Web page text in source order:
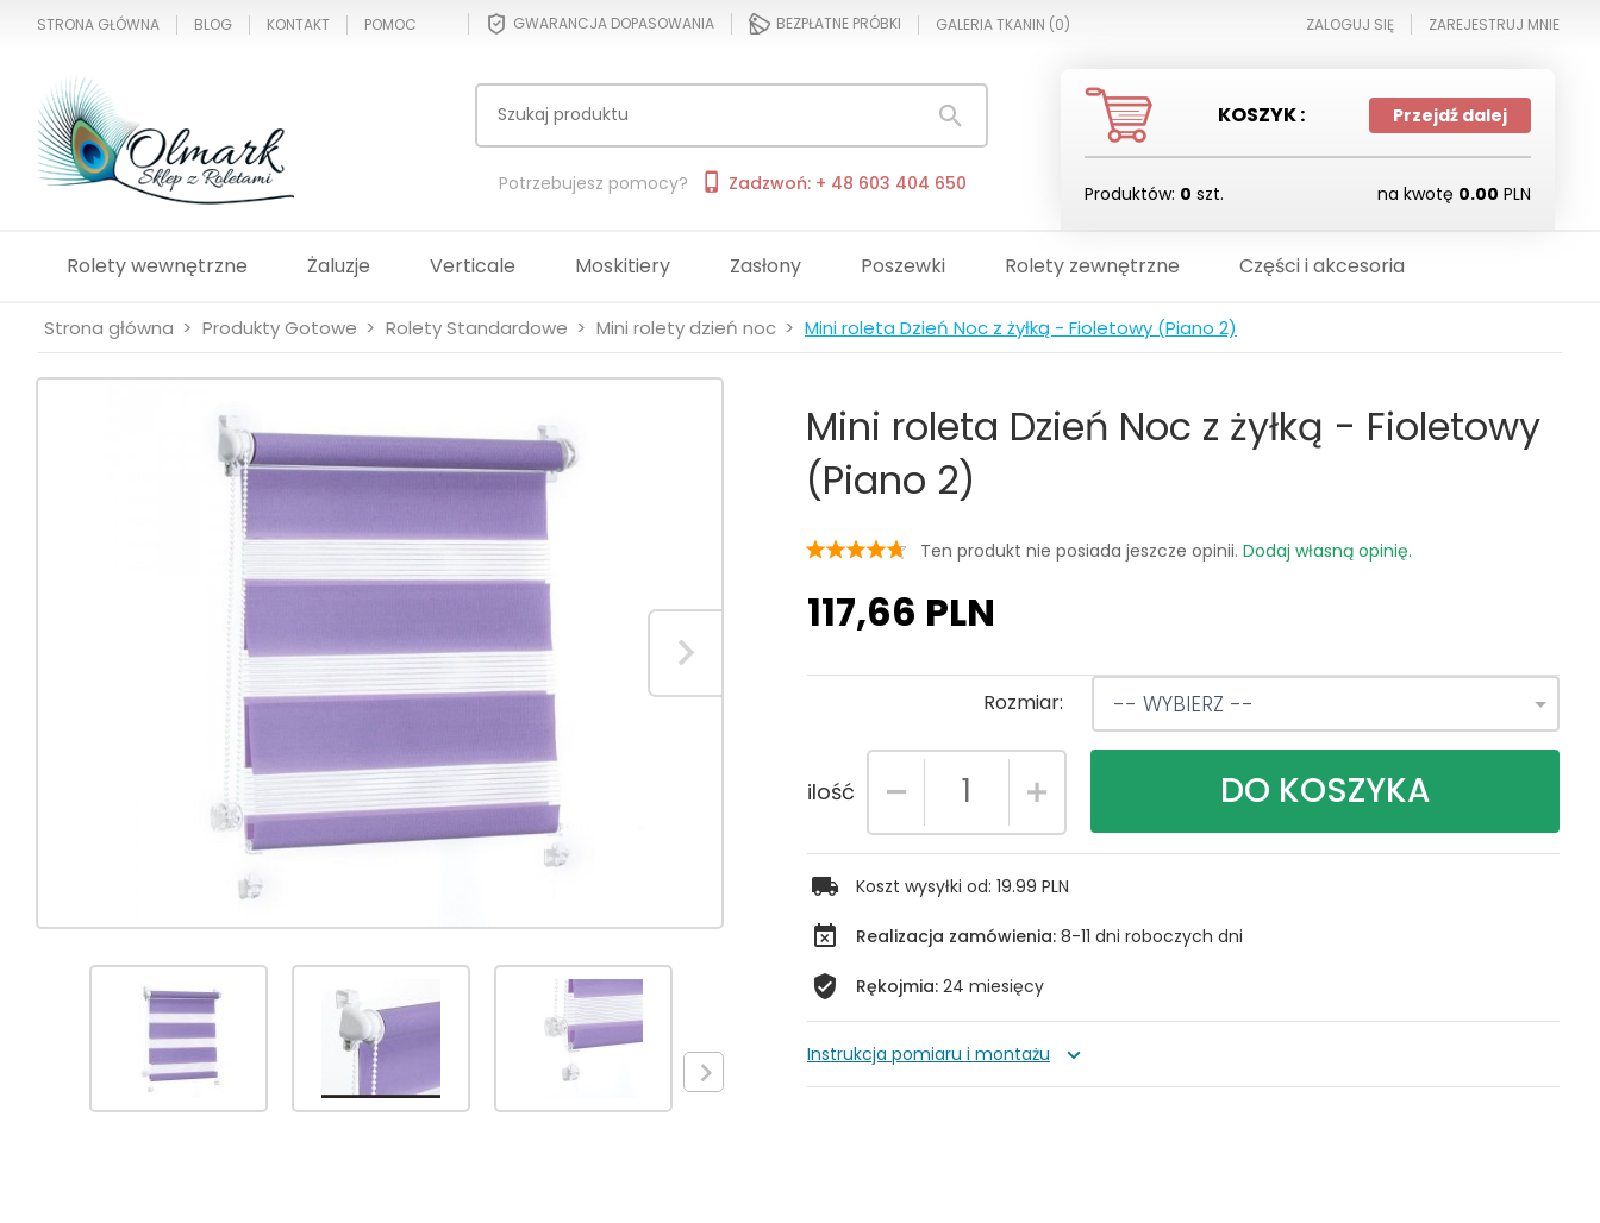
STRONA GŁÓWNA BLOG KONTAKT POMOC GWARANCJA DOPASOWANIA BEZPŁATNE PRÓBKI GALERIA TKANIN (0) ZALOGUJ SIĘ ZAREJESTRUJ MNIE
Potrzebujesz pomocy? Zadzwoń: + 48 603 404 650
KOSZYK : Przejdź dalej
Produktów: 0 szt. na kwotę 0.00 PLN
Rolety wewnętrzne Żaluzje Verticale Moskitiery Zasłony Poszewki Rolety zewnętrzne Części i akcesoria
Strona główna Produkty Gotowe Rolety Standardowe Mini rolety dzień noc Mini roleta Dzień Noc z żyłką - Fioletowy (Piano 2)
Mini roleta Dzień Noc z żyłką - Fioletowy
(Piano 2)
Ten produkt nie posiada jeszcze opinii. Dodaj własną opinię.
117,66 PLN
Rozmiar: -- WYBIERZ --
ilość DO KOSZYKA
Koszt wysyłki od: 19.99 PLN
Realizacja zamówienia: 8-11 dni roboczych dni
Rękojmia: 24 miesięcy
Instrukcja pomiaru i montażu